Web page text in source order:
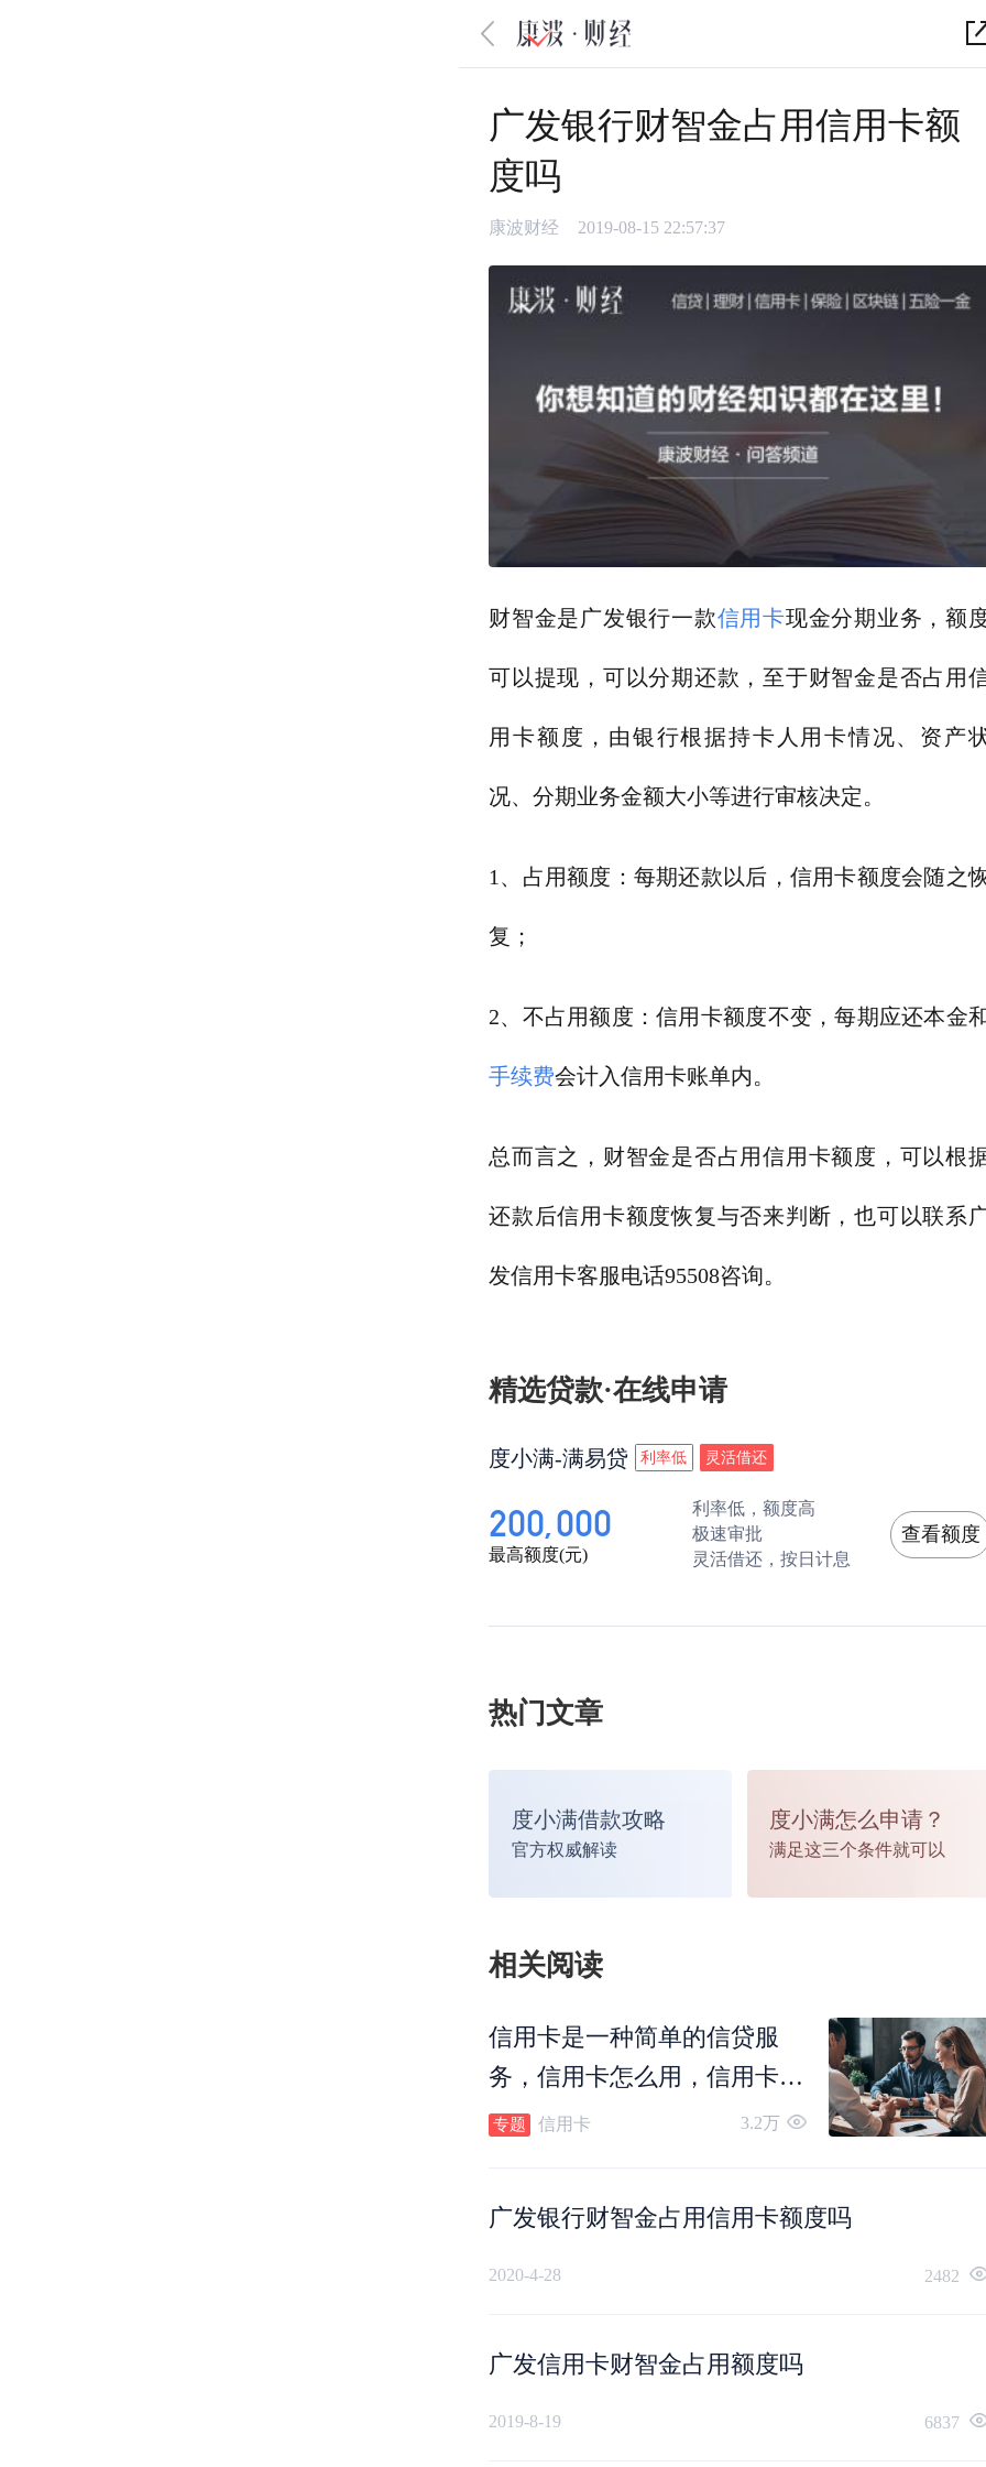
广发银行财智金占用信用卡额
度吗
康波财经 2019-08-15 22:57:37
财智金是广发银行一款信用卡现金分期业务，额
可以提现，可以分期还款，至于财智金是否占用
用卡额度，由银行根据持卡人用卡情况、资产
况、分期业务金额大小等进行审核决定。
1、占用额度：每期还款以后，信用卡额度会随之
复；
2、不占用额度：信用卡额度不变，每期应还本金
手续费会计入信用卡账单内。
总而言之，财智金是否占用信用卡额度，可以根
还款后信用卡额度恢复与否来判断，也可以联系
发信用卡客服电话95508咨询。
精选贷款·在线申请
度小满-满易贷 利率低 灵活借还
200,000
最高额度(元)
利率低，额度高
极速审批
灵活借还，按日计息
查看额度
热门文章
度小满借款攻略
官方权威解读
度小满怎么申请？
满足这三个条件就可以
相关阅读
信用卡是一种简单的信贷服
务，信用卡怎么用，信用卡怎
么还款，信用卡可以转账吗，
专题 信用卡 3.2万
广发银行财智金占用信用卡额度吗
2020-4-28 2482
广发信用卡财智金占用额度吗
2019-8-19 6837